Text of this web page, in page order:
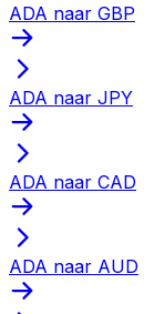
ADA naar GBP
ADA naar JPY
ADA naar CAD
ADA naar AUD